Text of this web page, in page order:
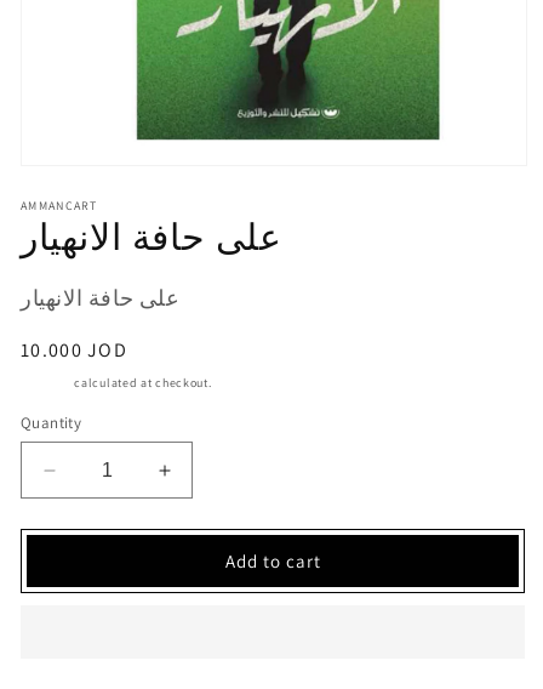
1
modal
AMMANCART
على حافة الانهيار
SKU:
على حافة الانهيار
Regular
10.000 JOD
calculated at checkout.
Quantity
Decrease
quantity
for
حافة
Increase
quantity
for
حافة
Add to cart